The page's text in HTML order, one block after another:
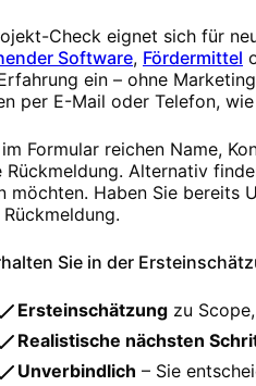
Check eignet sich für
Software, Fördermittel
ein – ohne
per E-Mail oder Telefon,
Formular reichen Name,
Rückmeldung. Alternativ
möchten. Haben Sie bereits
Sie in der
Ersteinschätzung zu
Realistische nächsten
Unverbindlich – Sie